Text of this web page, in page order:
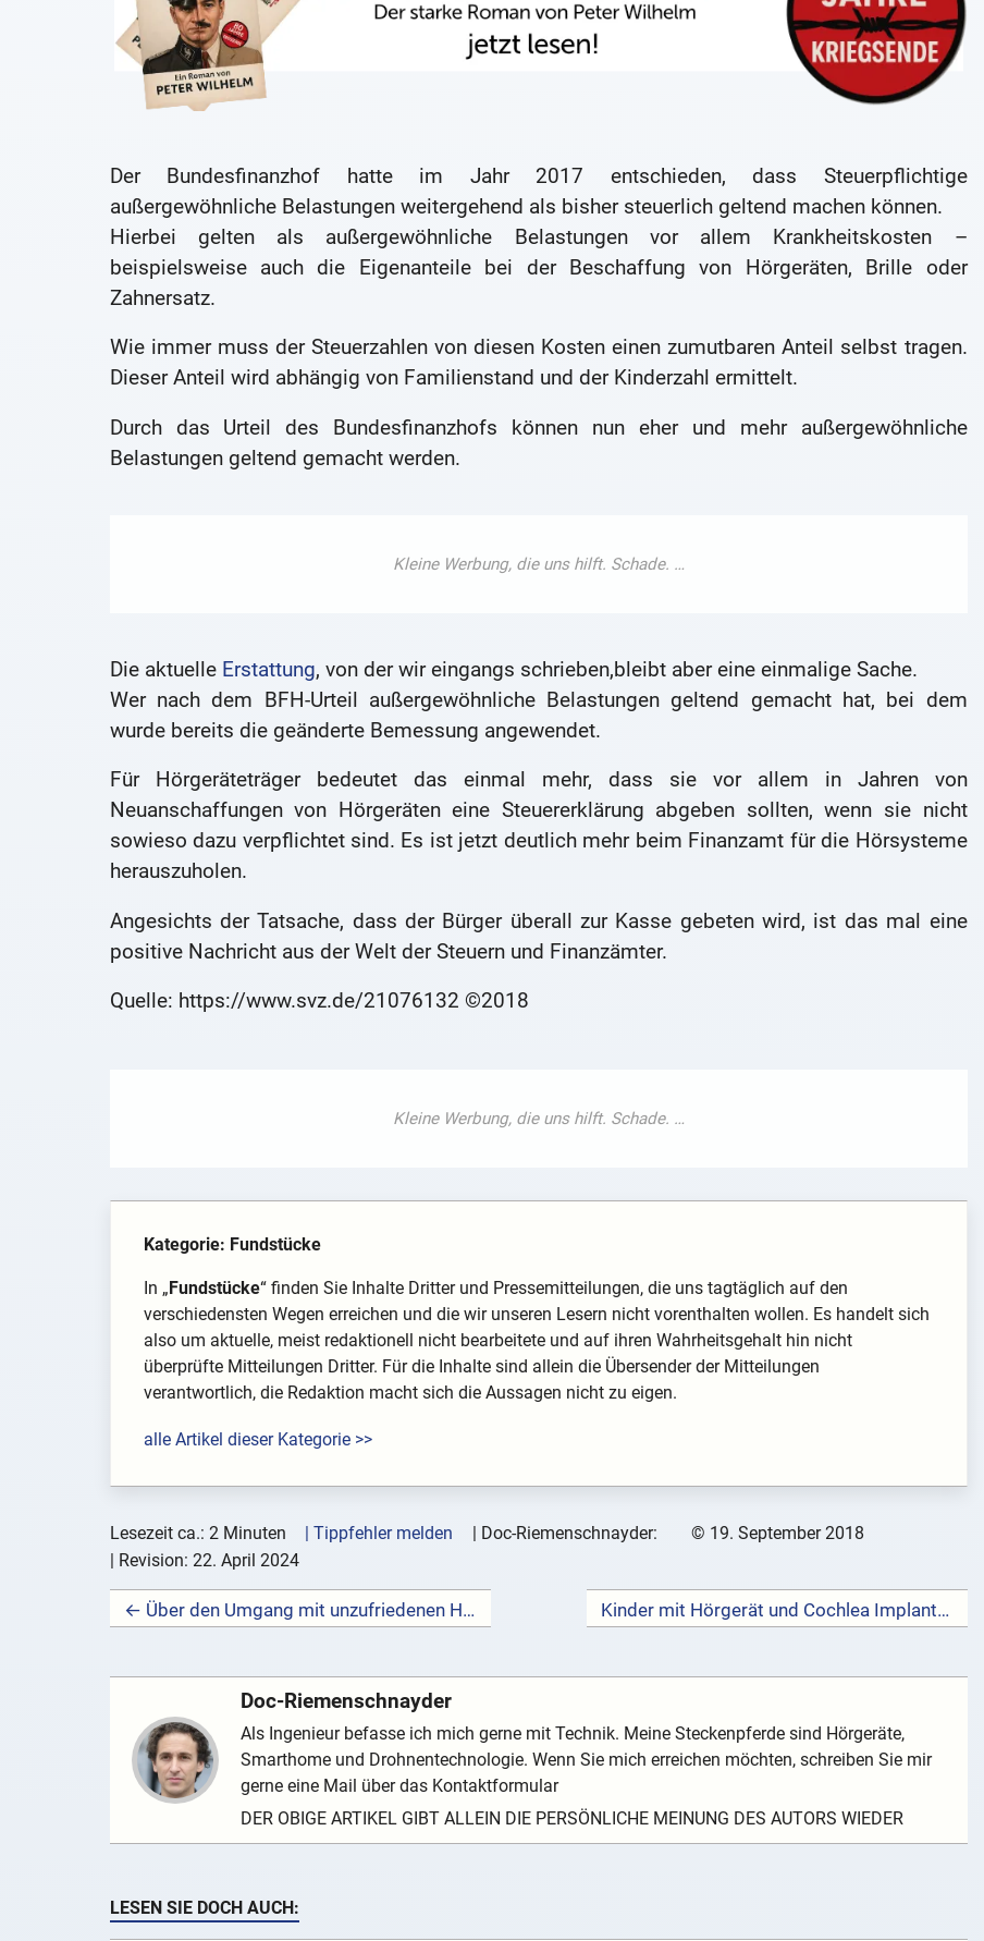
Der Bundesfinanzhof hatte im Jahr 2017 entschieden, dass Steuerpflichtige
außergewöhnliche Belastungen weitergehend als bisher steuerlich geltend machen können.
Hierbei gelten als außergewöhnliche Belastungen vor allem Krankheitskosten –
beispielsweise auch die Eigenanteile bei der Beschaffung von Hörgeräten, Brille oder
Zahnersatz.
Wie immer muss der Steuerzahlen von diesen Kosten einen zumutbaren Anteil selbst tragen.
Dieser Anteil wird abhängig von Familienstand und der Kinderzahl ermittelt.
Durch das Urteil des Bundesfinanzhofs können nun eher und mehr außergewöhnliche
Belastungen geltend gemacht werden.
Die aktuelle Erstattung, von der wir eingangs schrieben,bleibt aber eine einmalige Sache.
Wer nach dem BFH-Urteil außergewöhnliche Belastungen geltend gemacht hat, bei dem
wurde bereits die geänderte Bemessung angewendet.
Für Hörgeräteträger bedeutet das einmal mehr, dass sie vor allem in Jahren von
Neuanschaffungen von Hörgeräten eine Steuererklärung abgeben sollten, wenn sie nicht
sowieso dazu verpflichtet sind. Es ist jetzt deutlich mehr beim Finanzamt für die Hörsysteme
herauszuholen.
Angesichts der Tatsache, dass der Bürger überall zur Kasse gebeten wird, ist das mal eine
positive Nachricht aus der Welt der Steuern und Finanzämter.
Quelle: https://www.svz.de/21076132 ©2018
Kategorie: Fundstücke
In „Fundstücke“ finden Sie Inhalte Dritter und Pressemitteilungen, die uns tagtäglich auf den
verschiedensten Wegen erreichen und die wir unseren Lesern nicht vorenthalten wollen. Es handelt sich
also um aktuelle, meist redaktionell nicht bearbeitete und auf ihren Wahrheitsgehalt hin nicht
überprüfte Mitteilungen Dritter. Für die Inhalte sind allein die Übersender der Mitteilungen
verantwortlich, die Redaktion macht sich die Aussagen nicht zu eigen.
alle Artikel dieser Kategorie >>
Lesezeit ca.: 2 Minuten | Tippfehler melden | Doc-Riemenschnayder: © 19. September 2018
| Revision: 22. April 2024
← Über den Umgang mit unzufriedenen Hörgeräte-Kunden Kinder mit Hörgerät und Cochlea Implantat in der Kita →
Doc-Riemenschnayder
Als Ingenieur befasse ich mich gerne mit Technik. Meine Steckenpferde sind Hörgeräte,
Smarthome und Drohnentechnologie. Wenn Sie mich erreichen möchten, schreiben Sie mir
gerne eine Mail über das Kontaktformular
DER OBIGE ARTIKEL GIBT ALLEIN DIE PERSÖNLICHE MEINUNG DES AUTORS WIEDER
LESEN SIE DOCH AUCH: